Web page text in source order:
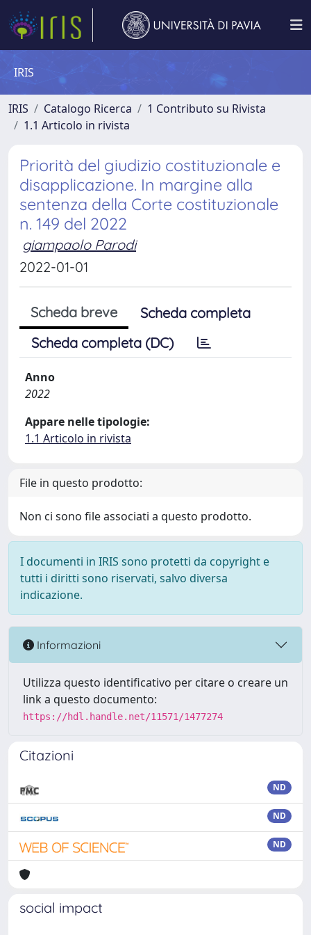
IRIS
IRIS Catalogo Ricerca
1 Contributo su Rivista
1.1 Articolo in rivista
Priorità del giudizio costituzionale e
disapplicazione. In margine alla
sentenza della Corte costituzionale
n. 149 del 2022
giampaolo Parodi
2022-01-01
Scheda breve
Scheda completa
Scheda completa (DC)
Anno
2022
Appare nelle tipologie:
1.1 Articolo in rivista
File in questo prodotto:
Non ci sono file associati a questo prodotto.
I documenti in IRIS sono protetti da copyright e
tutti i diritti sono riservati, salvo diversa
indicazione.
Informazioni
Utilizza questo identificativo per citare o creare un
link a questo documento:
https://hdl.handle.net/11571/1477274
Citazioni
ND
ND
ND
social impact